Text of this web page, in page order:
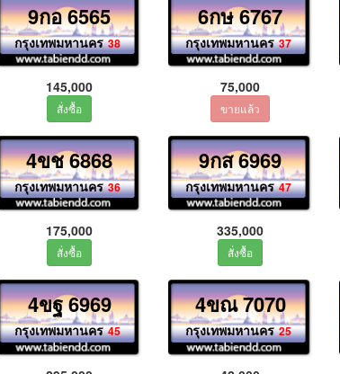
9กอ 6565
กรุงเทพมหานคร 38
145,000
6กษ 6767
กรุงเทพมหานคร 37
75,000
4ขช 6868
กรุงเทพมหานคร 36
175,000
9กส 6969
กรุงเทพมหานคร 47
335,000
4ขฐ 6969
กรุงเทพมหานคร 45
4ขณ 7070
กรุงเทพมหานคร 25